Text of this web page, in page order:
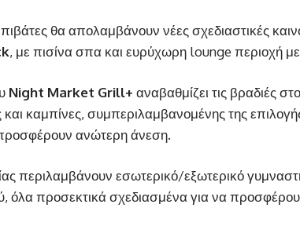
θα απολαμβάνουν νέες σχεδιαστικές
, με πισίνα σπα και ευρύχωρη lounge περιοχή
Night Market Grill+ αναβαθμίζει τις βραδιές
και καμπίνες, συμπεριλαμβανομένης της
ανώτερη άνεση.
περιλαμβάνουν εσωτερικό/εξωτερικό
όλα προσεκτικά σχεδιασμένα για να